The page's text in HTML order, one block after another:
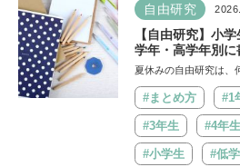
自由研究
【自由研究】小
学年・高学年別
介
夏休みの自由研究は、
#まとめ方 #1
#3年生 #4年生
#小学生 #低